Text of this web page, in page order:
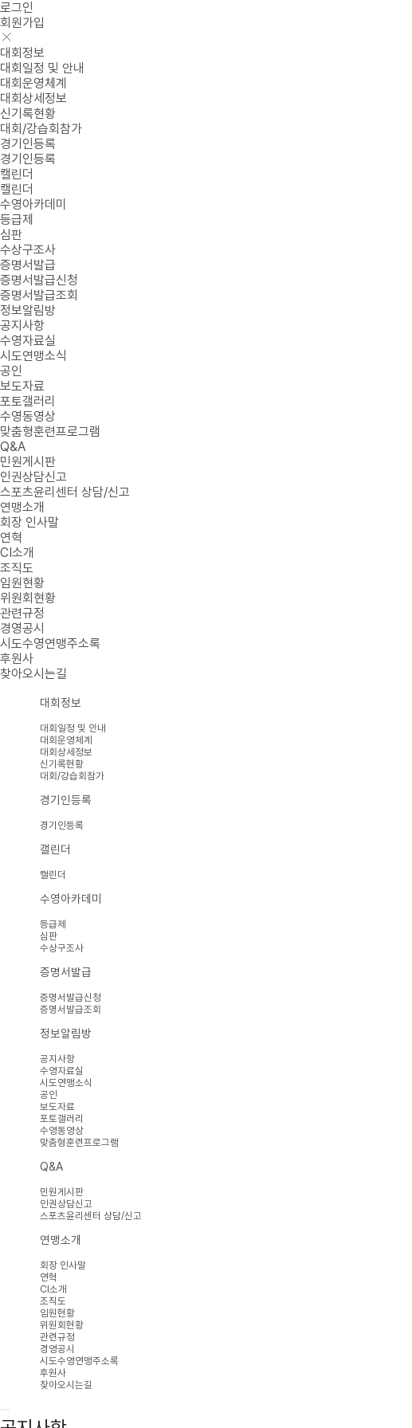
로그인
회원가입
대회정보
대회일정 및 안내
대회운영체계
대회상세정보
신기록현황
대회/강습회참가
경기인등록
경기인등록
캘린더
캘린더
수영아카데미
등급제
심판
수상구조사
증명서발급
증명서발급신청
증명서발급조회
정보알림방
공지사항
수영자료실
시도연맹소식
공인
보도자료
포토갤러리
수영동영상
맞춤형훈련프로그램
Q&A
민원게시판
인권상담신고
스포츠윤리센터 상담/신고
연맹소개
회장 인사말
연혁
CI소개
조직도
임원현황
위원회현황
관련규정
경영공시
시도수영연맹주소록
후원사
찾아오시는길
대회정보
대회일정 및 안내
대회운영체계
대회상세정보
신기록현황
대회/강습회참가
경기인등록
경기인등록
캘린더
캘린더
수영아카데미
등급제
심판
수상구조사
증명서발급
증명서발급신청
증명서발급조회
정보알림방
공지사항
수영자료실
시도연맹소식
공인
보도자료
포토갤러리
수영동영상
맞춤형훈련프로그램
Q&A
민원게시판
인권상담신고
스포츠윤리센터 상담/신고
연맹소개
회장 인사말
연혁
CI소개
조직도
임원현황
위원회현황
관련규정
경영공시
시도수영연맹주소록
후원사
찾아오시는길